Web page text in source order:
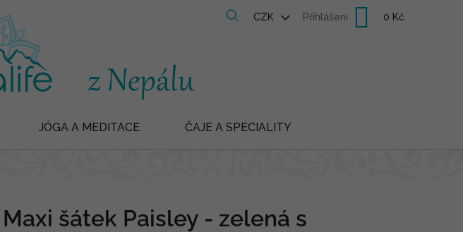
CZK Přihlášení
Nákupní
JÓGA A MEDITACE ČAJE A SPECIALITY
Maxi šátek Paisley - zelená s